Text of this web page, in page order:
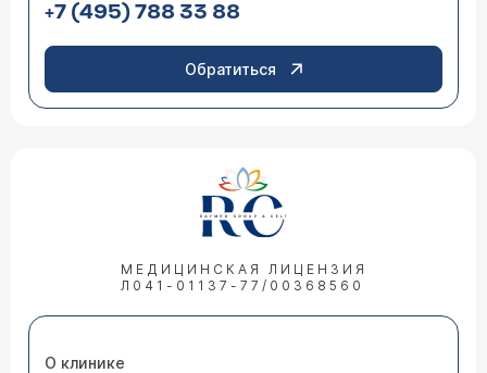
+7 (495) 788 33 88
Обратиться
МЕДИЦИНСКАЯ ЛИЦЕНЗИЯ
Л041-01137-77/00368560
О клинике